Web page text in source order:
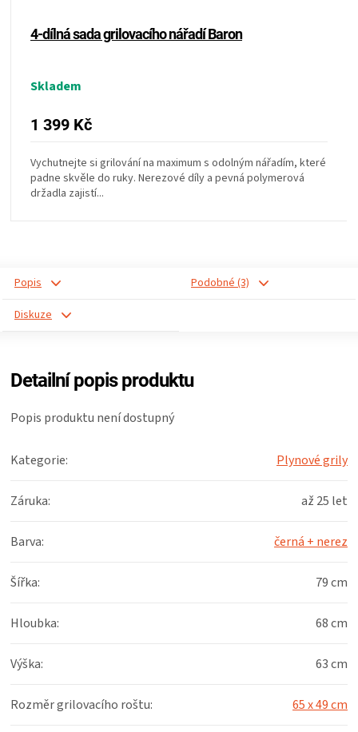
4-dílná sada grilovacího nářadí Baron
Skladem
1 399 Kč
Vychutnejte si grilování na maximum s odolným nářadím, které
padne skvěle do ruky. Nerezové díly a pevná polymerová
držadla zajistí...
Popis
Podobné (3)
Diskuze
Detailní popis produktu
Popis produktu není dostupný
Kategorie: Plynové grily
Záruka: až 25 let
Barva: černá + nerez
Šířka: 79 cm
Hloubka: 68 cm
Výška: 63 cm
Rozměr grilovacího roštu: 65 x 49 cm